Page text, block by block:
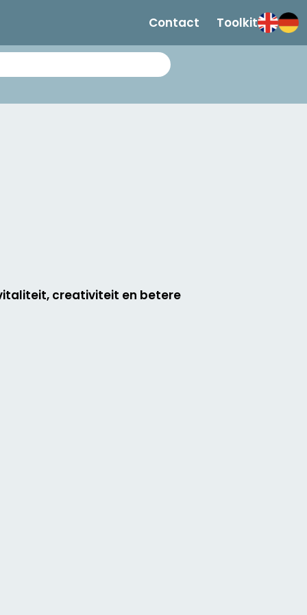
Contact Toolkit
creativiteit en betere